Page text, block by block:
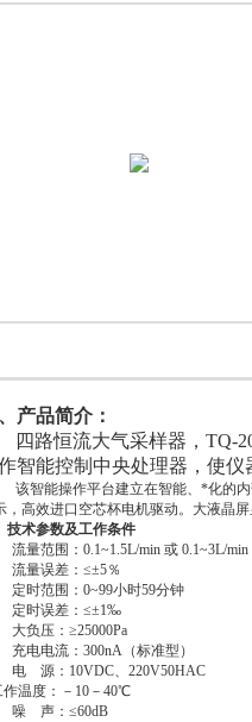
产品简介：
四路恒流大气采样器 ， TQ-
智能控制中央处理器，使仪
该智能操作平台建立在智能、*化的
，高效进口空芯杯电机驱动。大液晶
技术参数及工作条件
流量范围：0.1~1.5L/min 或 0.1~3L/min
流量误差：≤±5％
定时范围：0~99小时59分钟
定时误差：≤±1‰
大负压：≥25000Pa
充电电流：300nA（标准型）
电 源：10VDC、220V50HAC
温度：－10－40℃
噪 声：≤60dB